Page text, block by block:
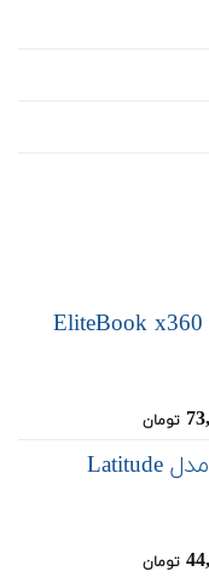
لپ تاپ 2 در 1 HP مدل EliteBook x360
تومان
لپ تاپ 15 اینچی Dell مدل Latitude
تومان